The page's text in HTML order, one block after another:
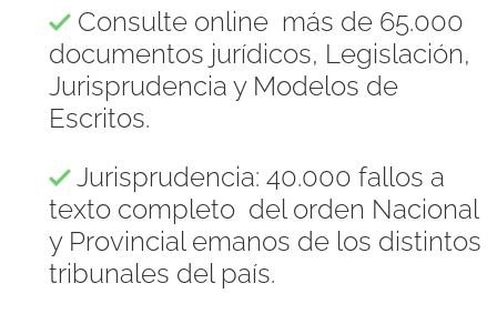
Consulte online más de 65.000
documentos jurídicos, Legislación,
Jurisprudencia y Modelos de
Escritos.
Jurisprudencia: 40.000 fallos a
texto completo del orden Nacional
y Provincial emanos de los distintos
tribunales del país.